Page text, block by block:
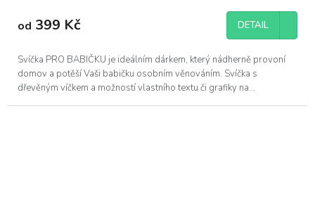
od 399 Kč DETAIL
Svíčka PRO BABIČKU je ideálním dárkem, který nádherně provoní
domov a potěší Vaši babičku osobním věnováním. Svíčka s
dřevěným víčkem a možností vlastního textu či grafiky na...